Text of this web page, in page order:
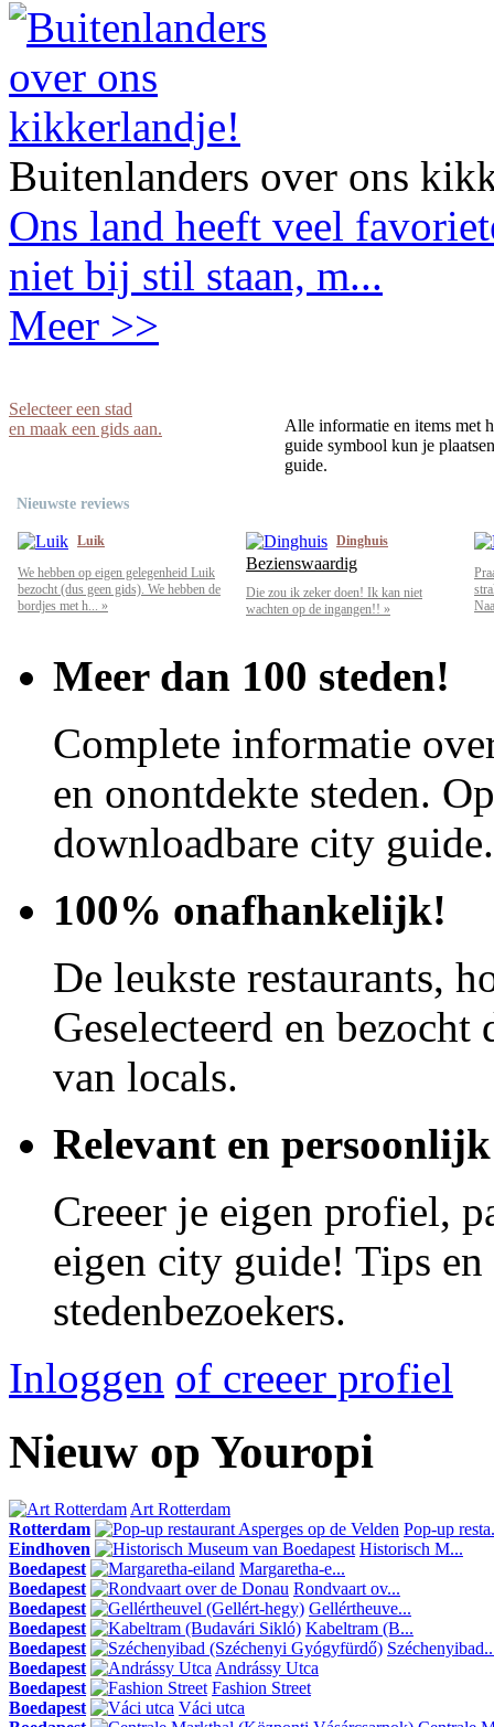
Buitenlanders over ons
Ons land heeft veel
niet bij stil staan, m...
Meer >>
Selecteer een stad
en maak een gids aan.
Alle informatie en items met
guide symbool kun je
guide.
Nieuwste reviews
Luik
We hebben op eigen gelegenheid Luik
bezocht (dus geen gids). We hebben de
bordjes met h... »
Dinghuis
Bezienswaardig
Die zou ik zeker doen! Ik kan niet
wachten op de ingangen!! »
Meer dan 100 steden!
Complete informatie
en onontdekte steden.
downloadbare city guide.
100% onafhankelijk!
De leukste restaurants,
Geselecteerd en
van locals.
Relevant en persoonlijk
Creeer je eigen profiel,
eigen city guide! Tips
stedenbezoekers.
Inloggen of creeer profiel
Nieuw op Youropi
Art Rotterdam
Rotterdam
Pop-up
Eindhoven
Historisch M...
Boedapest
Margaretha-e...
Boedapest
Rondvaart ov...
Boedapest
Gellértheuve...
Boedapest
Kabeltram (B...
Boedapest
Boedapest
Andrássy Utca
Boedapest
Fashion Street
Boedapest
Váci utca